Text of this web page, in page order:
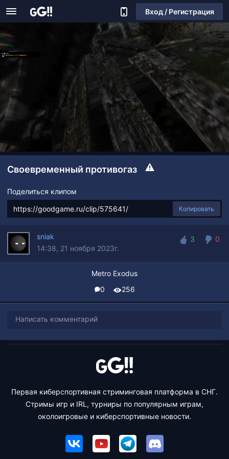
Вход / Регистрация
Своевременный противогаз
Поделиться клипом
Копировать
sniak
14:38, 21 ноября 2023г.
3
0
Metro Exodus
0
256
Написать комментарий
Первая киберспортивная стриминговая платформа в СНГ.
Стримы игр и IRL, турниры по популярным играм,
околоигровые и киберспортивные новости.